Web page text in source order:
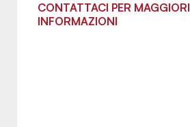
CONTATTACI PER MAGGIORI
INFORMAZIONI